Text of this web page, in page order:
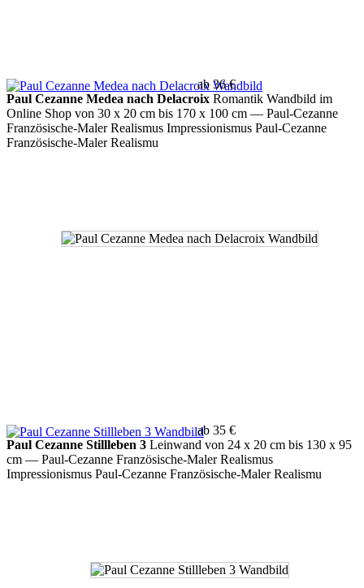
ab 36 €
Paul Cezanne Medea nach Delacroix Romantik Wandbild im
Online Shop von 30 x 20 cm bis 170 x 100 cm — Paul-Cezanne
Französische-Maler Realismus Impressionismus Paul-Cezanne
Französische-Maler Realismu
ab 35 €
Paul Cezanne Stillleben 3 Leinwand von 24 x 20 cm bis 130 x 95
cm — Paul-Cezanne Französische-Maler Realismus
Impressionismus Paul-Cezanne Französische-Maler Realismu